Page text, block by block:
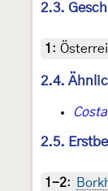
2.3.
1 :
2.4.
2.5.
1-2: